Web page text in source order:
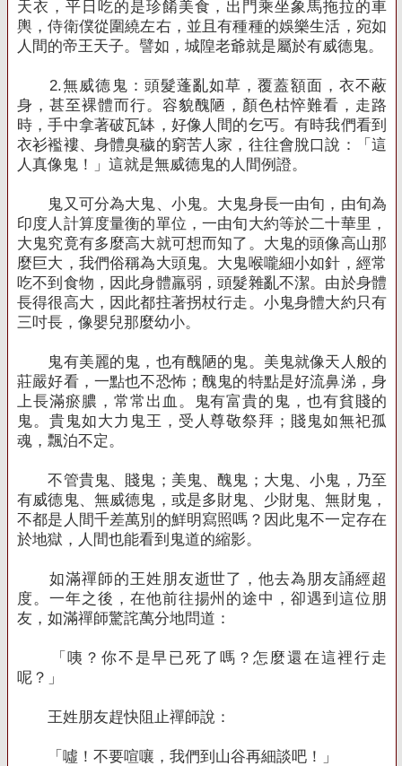
天衣，平日吃的是珍餚美食，出門乘坐象馬拖拉的車
輿，侍衛僕從圍繞左右，並且有種種的娛樂生活，宛如
人間的帝王天子。譬如，城隍老爺就是屬於有威德鬼。
2.無威德鬼：頭髮蓬亂如草，覆蓋額面，衣不蔽
身，甚至裸體而行。容貌醜陋，顏色枯悴難看，走路
時，手中拿著破瓦缽，好像人間的乞丐。有時我們看到
衣衫襤褸、身體臭穢的窮苦人家，往往會脫口說：「這
人真像鬼！」這就是無威德鬼的人間例證。
鬼又可分為大鬼、小鬼。大鬼身長一由旬，由旬為
印度人計算度量衡的單位，一由旬大約等於二十華里，
大鬼究竟有多麼高大就可想而知了。大鬼的頭像高山那
麼巨大，我們俗稱為大頭鬼。大鬼喉嚨細小如針，經常
吃不到食物，因此身體羸弱，頭髮雜亂不潔。由於身體
長得很高大，因此都拄著拐杖行走。小鬼身體大約只有
三吋長，像嬰兒那麼幼小。
鬼有美麗的鬼，也有醜陋的鬼。美鬼就像天人般的
莊嚴好看，一點也不恐怖；醜鬼的特點是好流鼻涕，身
上長滿瘀膿，常常出血。鬼有富貴的鬼，也有貧賤的
鬼。貴鬼如大力鬼王，受人尊敬祭拜；賤鬼如無祀孤
魂，飄泊不定。
不管貴鬼、賤鬼；美鬼、醜鬼；大鬼、小鬼，乃至
有威德鬼、無威德鬼，或是多財鬼、少財鬼、無財鬼，
不都是人間千差萬別的鮮明寫照嗎？因此鬼不一定存在
於地獄，人間也能看到鬼道的縮影。
如滿禪師的王姓朋友逝世了，他去為朋友誦經超
度。一年之後，在他前往揚州的途中，卻遇到這位朋
友，如滿禪師驚詫萬分地問道：
「咦？你不是早已死了嗎？怎麼還在這裡行走
呢？」
王姓朋友趕快阻止禪師說：
「噓！不要喧嚷，我們到山谷再細談吧！」